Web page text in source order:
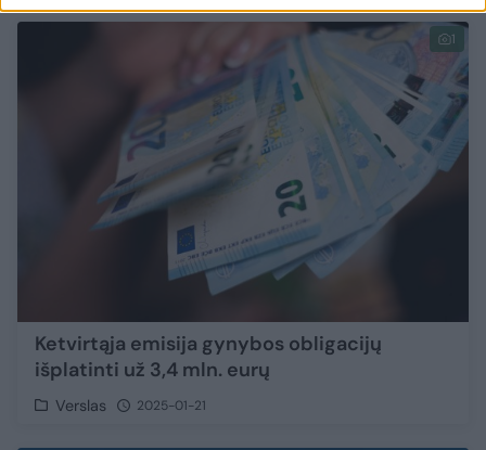
1
Ketvirtąja emisija gynybos obligacijų
išplatinti už 3,4 mln. eurų
Verslas 2025-01-21